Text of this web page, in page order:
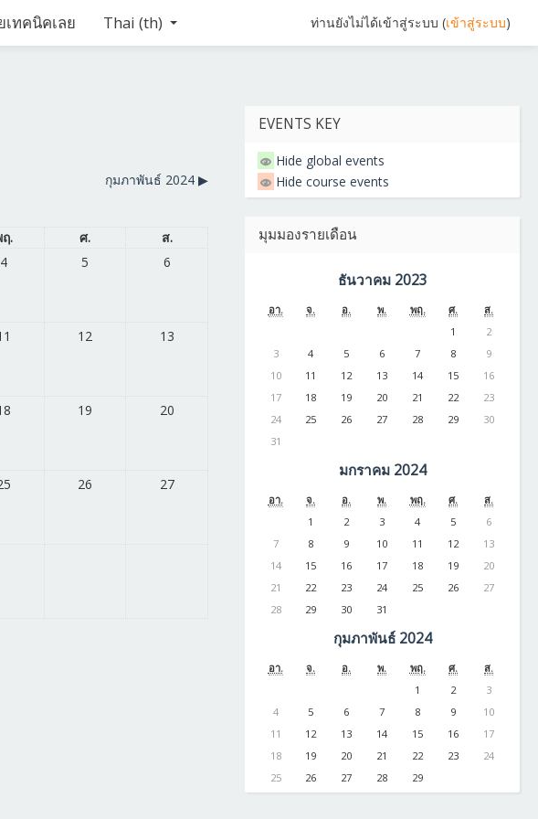
ท่านยังไม่ได้เข้าสู่ระบบ (เข้าสู่ระบบ)
เทคนิคเลย Thai ‎(th)‎
กุมภาพันธ์ 2024 ▶︎
. ศ.
ส.
4 5 6
12 13
19 20
26 27
EVENTS KEY
Hide global events
Hide course events
มุมมองรายเดือน
ธันวาคม 2023
อา. จ. อ. พ. พฤ. ศ.
ส.
1
2
3
4 5 6 7 8
9
10
11 12 13 14 15
16
17
18 19 20 21 22
23
24
25 26 27 28 29
30
31
มกราคม 2024
อา. จ. อ. พ. พฤ. ศ.
ส.
1
2 3 4 5
6
7
8 9 10 11 12
13
14
15 16 17 18 19
20
21
22 23 24 25 26
27
28
29 30 31
กุมภาพันธ์ 2024
อา. จ. อ. พ. พฤ. ศ.
ส.
1
2
3
4
5 6 7 8 9
10
11
12 13 14 15 16
17
18
19 20 21 22 23
24
25
26 27 28 29